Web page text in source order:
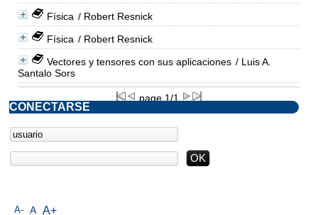
Física / Robert Resnick
Física / Robert Resnick
Vectores y tensores con sus aplicaciones / Luis A.
Santalo Sors
page 1/1
A- A A+
CONECTARSE